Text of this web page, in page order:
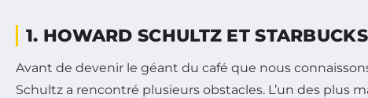
1. HOWARD SCHULTZ ET STARBUCKS
Avant de devenir le géant du café que nous
Schultz a rencontré plusieurs obstacles. L’un des plus